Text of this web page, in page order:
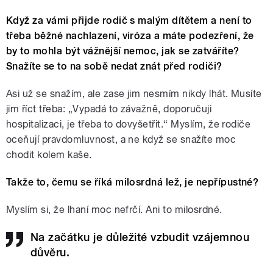
Když za vámi přijde rodič s malým dítětem a není to
třeba běžné nachlazení, viróza a máte podezření, že
by to mohla být vážnější nemoc, jak se zatváříte?
Snažíte se to na sobě nedat znát před rodiči?
Asi už se snažím, ale zase jim nesmím nikdy lhát. Musíte
jim říct třeba: „Vypadá to závažně, doporučuji
hospitalizaci, je třeba to dovyšetřit.“ Myslím, že rodiče
oceňují pravdomluvnost, a ne když se snažíte moc
chodit kolem kaše.
Takže to, čemu se říká milosrdná lež, je nepřípustné?
Myslím si, že lhaní moc nefrčí. Ani to milosrdné.
Na začátku je důležité vzbudit vzájemnou
důvěru.